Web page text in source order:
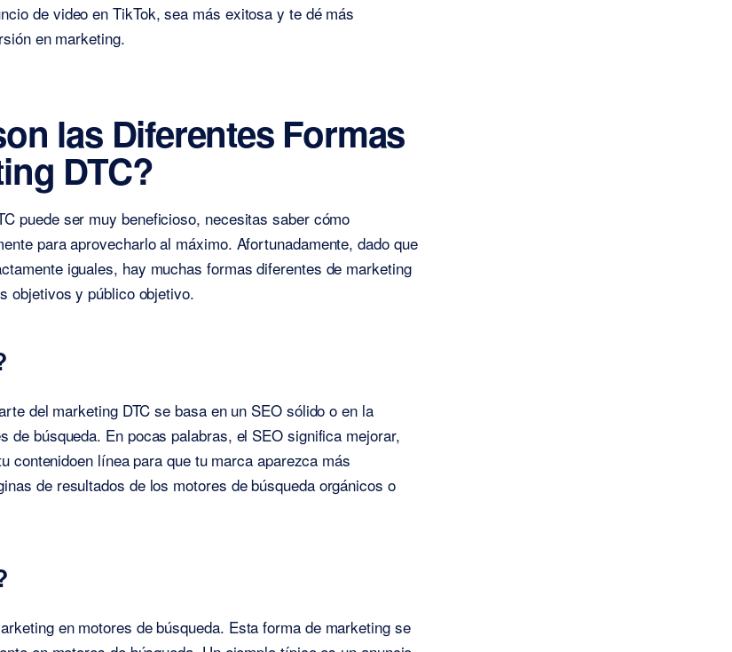
de video en TikTok, sea más exitosa y te dé más
en marketing.
las Diferentes Formas
DTC?
puede ser muy beneficioso, necesitas saber cómo
para aprovecharlo al máximo. Afortunadamente, dado que
iguales, hay muchas formas diferentes de marketing
objetivos y público objetivo.
del marketing DTC se basa en un SEO sólido o en la
de búsqueda. En pocas palabras, el SEO significa mejorar,
contenidoen línea para que tu marca aparezca más
de resultados de los motores de búsqueda orgánicos o
en motores de búsqueda. Esta forma de marketing se